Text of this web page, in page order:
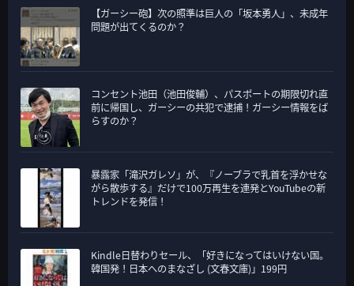
【ガーシー砲】次の照準は巨人の「坂本勇人」、未成年
問題が出てくるのか？
コンセント池田（池田俊輔）、パスポートの期限切れ直
前に帰国し、ガーシーの共犯で逮捕！ガーシー情報をば
らすのか？
暴露家「滝沢ガレソ」が、『ノーブラで乳首を浮かせな
がら散歩する』だけで100万再生を連発とYouTubeの新
トレンドを発信！
Kindle日替わりセール、「好きになってはいけない国。
韓国発！日本へのまなざし (文春文庫)」199円